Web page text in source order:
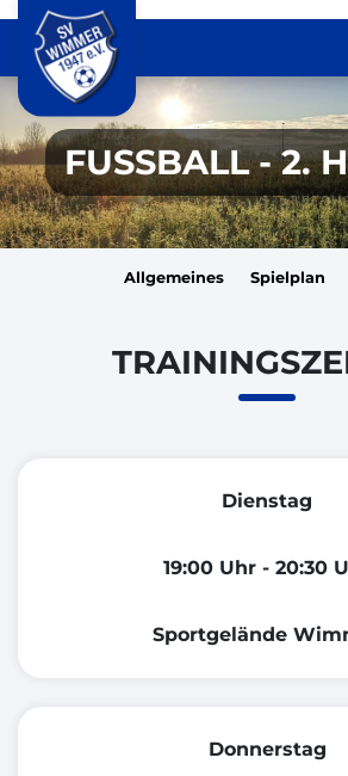
FUSSBALL - 2.
Allgemeines Spielplan
Dienstag
19:00 Uhr - 20:30
Sportgelände
Donnerstag